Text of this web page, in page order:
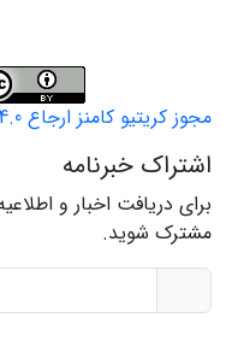
مجوز کریتیو کامنز ارجاع 4.0 بین‌المللی
اشتراک خبرنامه
برای دریافت اخبار و
مشترک شوید.